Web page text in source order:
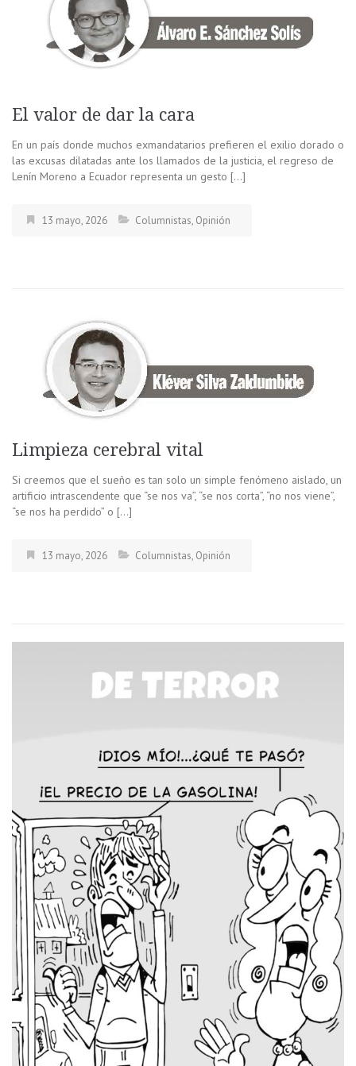
El valor de dar la cara
En un país donde muchos exmandatarios prefieren el exilio dorado o
las excusas dilatadas ante los llamados de la justicia, el regreso de
Lenín Moreno a Ecuador representa un gesto […]
13 mayo, 2026 Columnistas, Opinión
Limpieza cerebral vital
Si creemos que el sueño es tan solo un simple fenómeno aislado, un
artificio intrascendente que “se nos va”, “se nos corta”, “no nos viene”,
“se nos ha perdido” o […]
13 mayo, 2026 Columnistas, Opinión